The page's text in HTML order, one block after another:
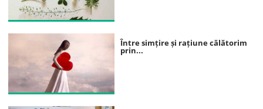
Între simțire și rațiune călătorim
prin...